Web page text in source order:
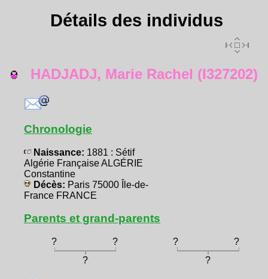
Détails des individus
HADJADJ, Marie Rachel (I327202)
Chronologie
Naissance: 1881 : Sétif
Algérie Française ALGÉRIE
Constantine
Décès: Paris 75000 Île-de-
France FRANCE
Parents et grand-parents
? ? ?
?
?
?